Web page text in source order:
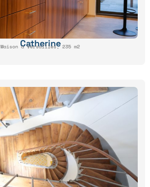
Catherine
Maison à Versailles, 235 m2